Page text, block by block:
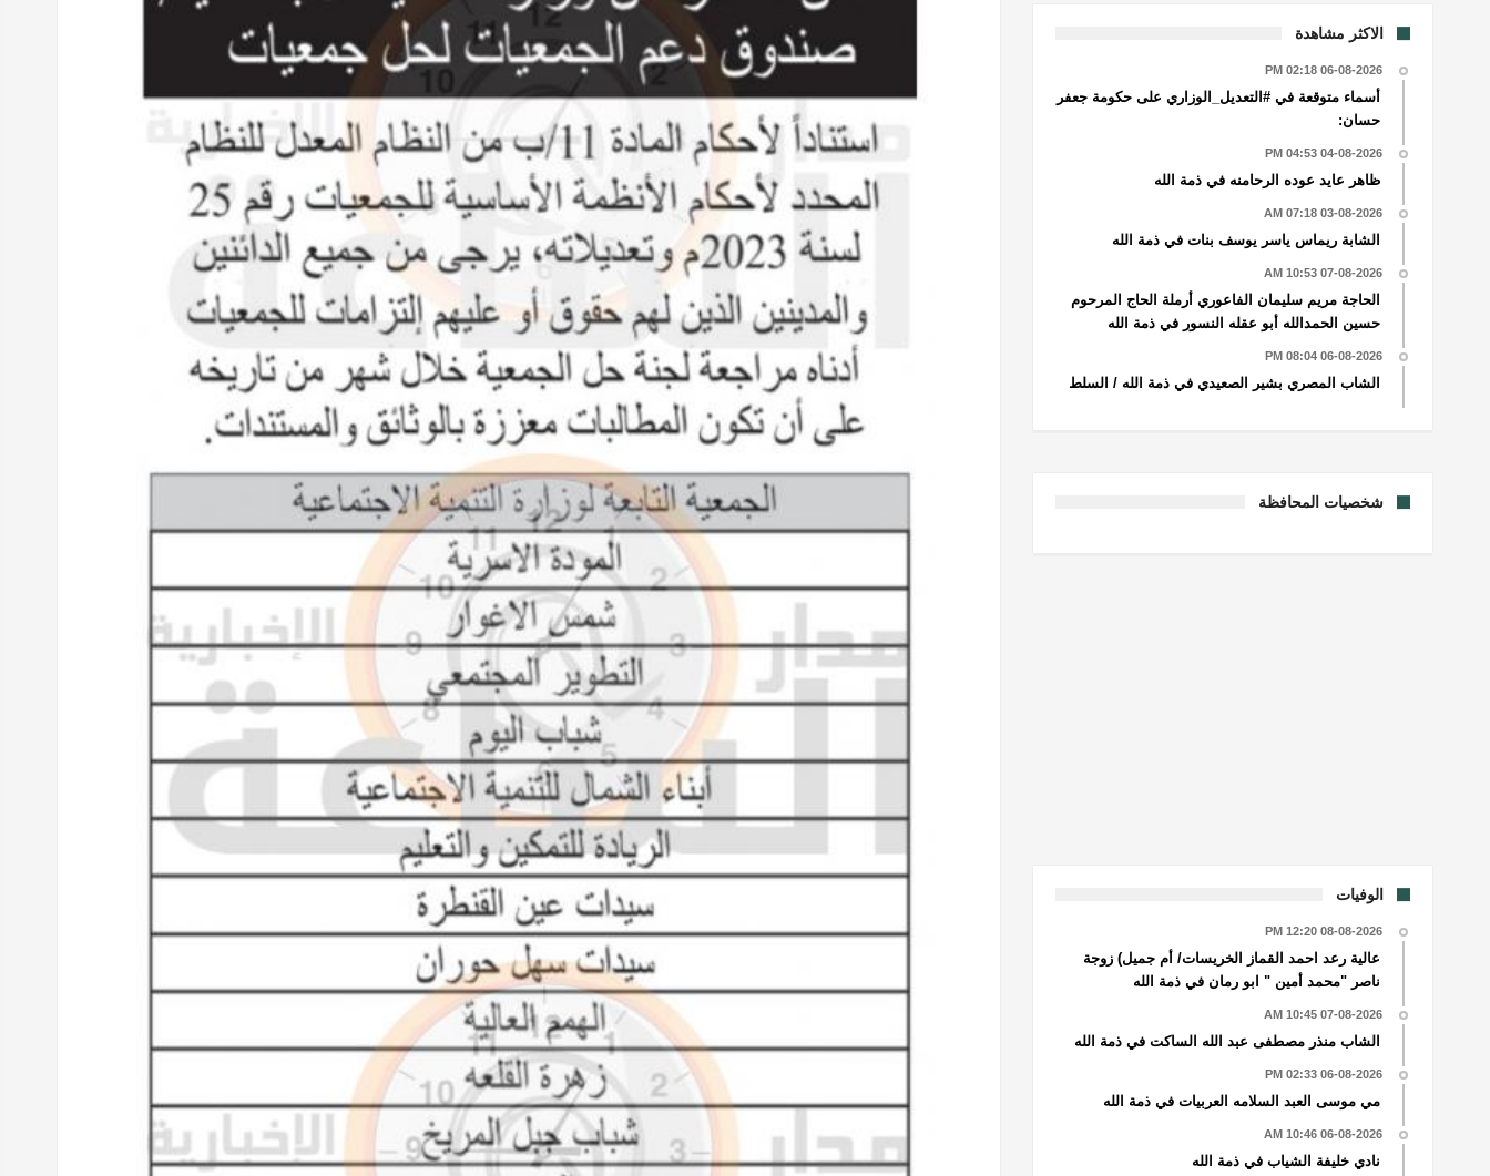
الاكثر مشاهدة
06-08-2026 02:18 PM
أسماء متوقعة في #التعديل_الوزاري على حكومة جعفر
حسان:
04-08-2026 04:53 PM
ظاهر عايد عوده الرحامنه في ذمة الله
03-08-2026 07:18 AM
الشابة ريماس ياسر يوسف بنات في ذمة الله
07-08-2026 10:53 AM
الحاجة مريم سليمان الفاعوري أرملة الحاج المرحوم
حسين الحمدالله أبو عقله النسور في ذمة الله
06-08-2026 08:04 PM
الشاب المصري بشير الصعيدي في ذمة الله / السلط
شخصيات المحافظة
الوفيات
08-08-2026 12:20 PM
عالية رعد احمد القماز الخريسات/ أم جميل) زوجة
ناصر "محمد أمين " ابو رمان في ذمة الله
07-08-2026 10:45 AM
الشاب منذر مصطفى عبد الله الساكت في ذمة الله
06-08-2026 02:33 PM
مي موسى العبد السلامه العربيات في ذمة الله
06-08-2026 10:46 AM
نادي خليفة الشياب في ذمة الله